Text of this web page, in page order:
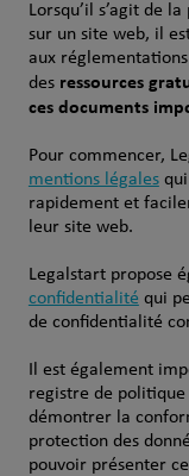
Lorsqu’il s’agit de
sur un site web, il
aux
des ressources
ces documents
Pour commencer,
mentions légalesqui
rapidement et
leur site web.
Legalstart propose
confidentialité qui
de confidentialité
Il est également
registre de politique
démontrer la
protection des
pouvoir présenter